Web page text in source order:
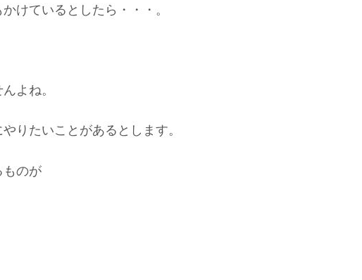
けているとしたら・・・。
よね。
りたいことがあるとします。
ものが